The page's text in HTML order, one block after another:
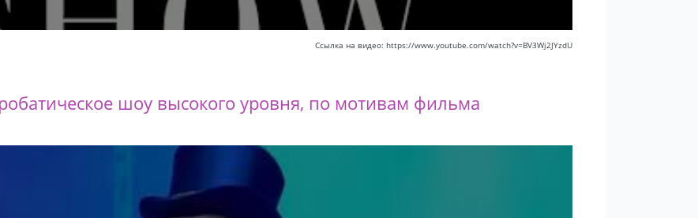
Ссылка на видео: https://www.youtube.com/watch?v=BV3Wj2JYzdU
шоу высокого уровня, по мотивам фильма